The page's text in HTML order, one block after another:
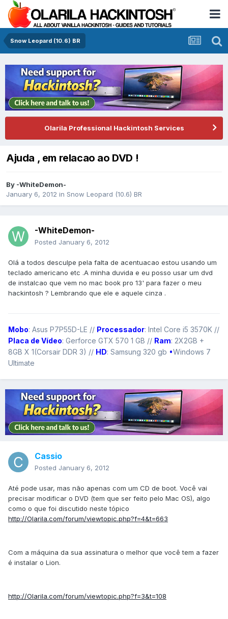
Snow Leopard (10.6) BR
Olarila Professional Hackintosh Services
Ajuda , em relacao ao DVD !
By -WhiteDemon-
January 6, 2012 in Snow Leopard (10.6) BR
-WhiteDemon-
Posted January 6, 2012
Olá a todos desculpe pela falta de acentuacao estou usando um
teclado americano etc .A minha duvida e eu posso usar um dvd
de instalcao que vem no mac book pro 13' para fazer o meu
hackintosh ? Lembrando que ele e aquele cinza .
Mobo: Asus P7P55D-LE // Processador: Intel Core i5 3570K //
Placa de Vídeo: Gerforce GTX 570 1 GB // Ram: 2X2GB +
8GB X 1(Corsair DDR 3) // HD: Samsung 320 gb •Windows 7
Ultimate
Cassio
Posted January 6, 2012
Até pode usar, mas não apenas com um CD de boot. Você vai
precisar modificar o DVD (tem que ser feito pelo Mac OS), algo
como o que foi discutido neste tópico
http://Olarila.com/forum/viewtopic.php?f=4&t=663
Com a máquina da sua assinatura o melhor que você tem a fazer
é instalar o Lion.
http://Olarila.com/forum/viewtopic.php?f=3&t=108